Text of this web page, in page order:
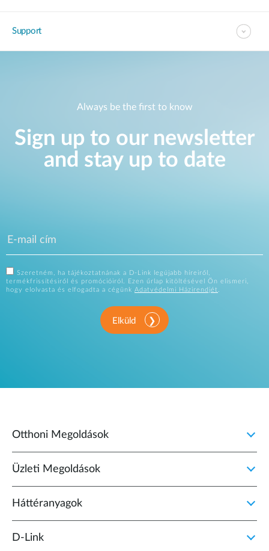
Support
Always be the first to know
Sign up to our newsletter
and stay up to date
Szeretném, ha tájékoztatnának a D-Link legújabb híreiről,
termékfrissítésiről és promócióiról. Ezen űrlap kitöltésével Ön elismeri,
hogy elolvasta és elfogadta a cégünk Adatvédelmi Házirendjét.
Elküld
Otthoni Megoldások
Üzleti Megoldások
Háttéranyagok
D‑Link